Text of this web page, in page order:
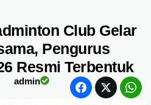
Club Gelar
Pengurus
Resmi Terbentuk
admin